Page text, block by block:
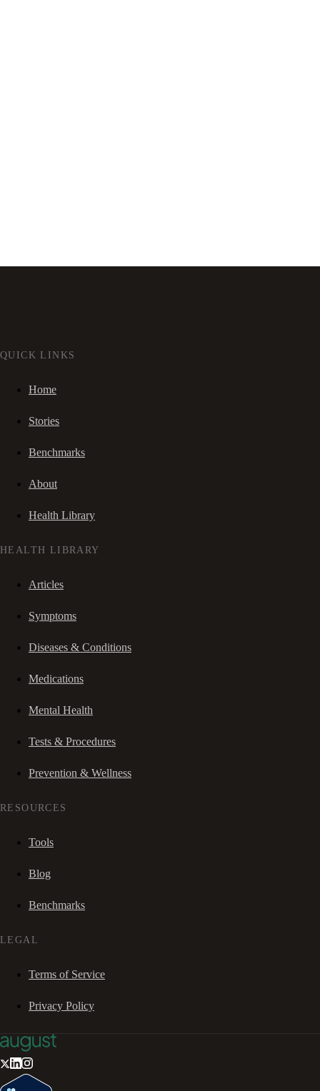
QUICK LINKS
Home
Stories
Benchmarks
About
Health Library
HEALTH LIBRARY
Articles
Symptoms
Diseases & Conditions
Medications
Mental Health
Tests & Procedures
Prevention & Wellness
RESOURCES
Tools
Blog
Benchmarks
LEGAL
Terms of Service
Privacy Policy